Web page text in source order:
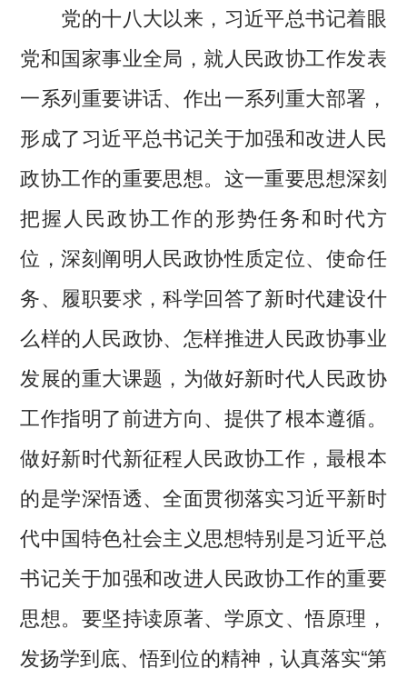
党的十八大以来，习近平总书记着眼
党和国家事业全局，就人民政协工作发表
一系列重要讲话、作出一系列重大部署，
形成了习近平总书记关于加强和改进人民
政协工作的重要思想。这一重要思想深刻
把握人民政协工作的形势任务和时代方
位，深刻阐明人民政协性质定位、使命任
务、履职要求，科学回答了新时代建设什
么样的人民政协、怎样推进人民政协事业
发展的重大课题，为做好新时代人民政协
工作指明了前进方向、提供了根本遵循。
做好新时代新征程人民政协工作，最根本
的是学深悟透、全面贯彻落实习近平新时
代中国特色社会主义思想特别是习近平总
书记关于加强和改进人民政协工作的重要
思想。要坚持读原著、学原文、悟原理，
发扬学到底、悟到位的精神，认真落实“第